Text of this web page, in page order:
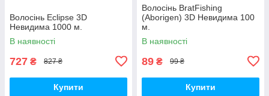
Волосінь Eclipse 3D
Невидима 1000 м.
В наявності
727 ₴ 827 ₴
Купити
Волосінь BratFishing
(Aborigen) 3D Невидима 100
м.
В наявності
89 ₴ 99 ₴
Купити